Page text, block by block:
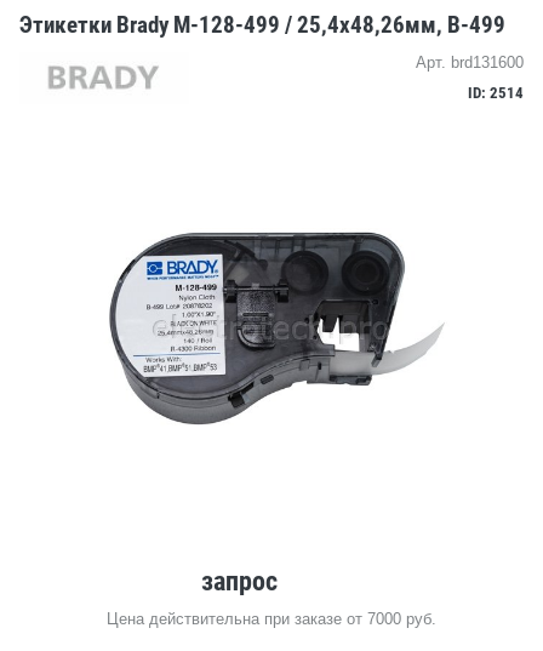
Этикетки Brady M-128-499 / 25,4x48,26мм, B-499
Арт. brd131600
ID: 2514
запрос
Цена действительна при заказе от 7000 руб.